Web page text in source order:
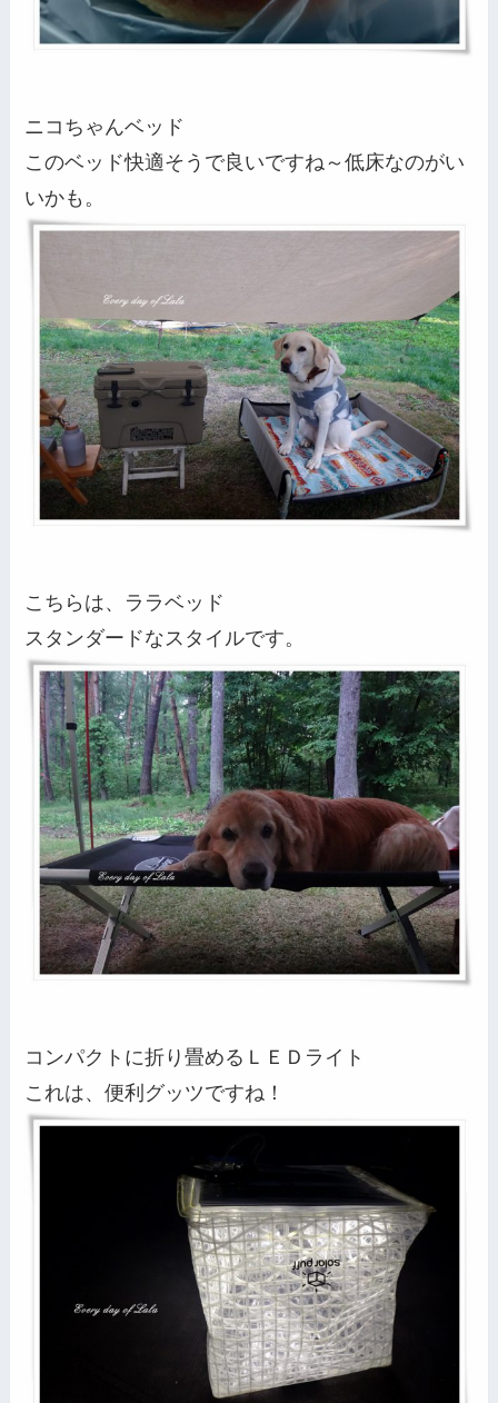
ニコちゃんベッド
このベッド快適そうで良いですね～低床なのがい
いかも。
こちらは、ララベッド
スタンダードなスタイルです。
コンパクトに折り畳めるＬＥＤライト
これは、便利グッツですね！